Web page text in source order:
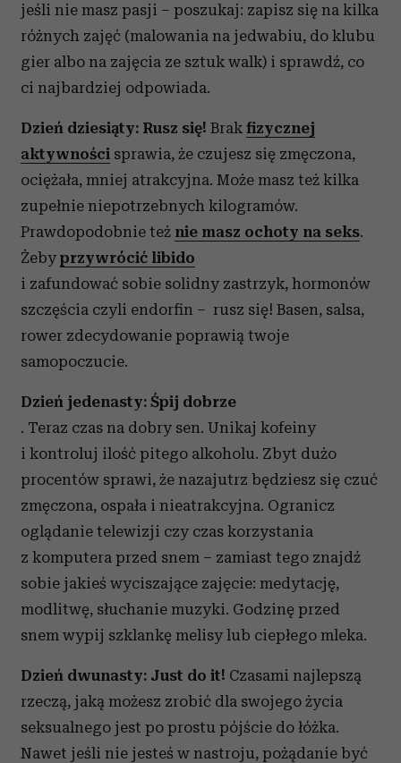
Wykorzystujemy pliki cookie do spersonalizowania treści
i reklam, aby oferować funkcje społecznościowe i
analizować ruch w naszej witrynie. Informacje o tym, jak
społecznościowym, reklamowym i analitycznym.
Partnerzy mogą połączyć te informacje z innymi danymi
otrzymanymi od Ciebie lub uzyskanymi podczas
korzystania z ich usług.
jeśli nie masz pasji – poszukaj: zapisz się na kilka
różnych zajęć (malowania na jedwabiu, do klubu
gier albo na zajęcia ze sztuk walk) i sprawdź, co
ci najbardziej odpowiada.
Dzień dziesiąty: Rusz się! Brak fizycznej
aktywności sprawia, że czujesz się zmęczona,
ociężała, mniej atrakcyjna. Może masz też kilka
zupełnie niepotrzebnych kilogramów.
Prawdopodobnie też nie masz ochoty na seks.
Żeby przywrócić libido
i zafundować sobie solidny zastrzyk, hormonów
szczęścia czyli endorfin – rusz się! Basen, salsa,
rower zdecydowanie poprawią twoje
samopoczucie.
Dzień jedenasty: Śpij dobrze
. Teraz czas na dobry sen. Unikaj kofeiny
i kontroluj ilość pitego alkoholu. Zbyt dużo
procentów sprawi, że nazajutrz będziesz się czuć
zmęczona, ospała i nieatrakcyjna. Ogranicz
oglądanie telewizji czy czas korzystania
z komputera przed snem – zamiast tego znajdź
sobie jakieś wyciszające zajęcie: medytację,
modlitwę, słuchanie muzyki. Godzinę przed
snem wypij szklankę melisy lub ciepłego mleka.
Dzień dwunasty: Just do it! Czasami najlepszą
rzeczą, jaką możesz zrobić dla swojego życia
seksualnego jest po prostu pójście do łóżka.
Nawet jeśli nie jesteś w nastroju, pożądanie być